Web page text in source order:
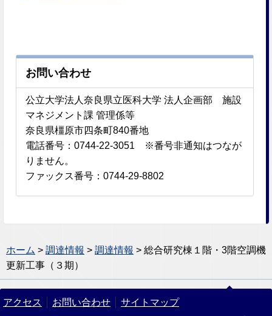
お問い合わせ
公立大学法人奈良県立医科大学 法人企画部 施設
マネジメント課 管理係等
奈良県橿原市四条町840番地
電話番号：0744-22-3051 ※番号非通知はつなが
りません。
ファックス番号：0744-29-8802
ホーム > 調達情報 > 調達情報 > 総合研究棟１階・3階空調機
更新工事（３期）
アクセス お問い合わせ
サイトマップ